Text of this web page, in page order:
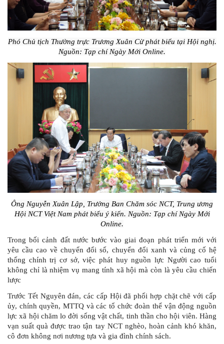
Phó Chủ tịch Thường trực Trương Xuân Cừ phát biểu tại Hội nghị.
Nguồn: Tạp chí Ngày Mới Online.
Ông Nguyễn Xuân Lập, Trưởng Ban Chăm sóc NCT, Trung ương
Hội NCT Việt Nam phát biểu ý kiến. Nguồn: Tạp chí Ngày Mới
Online.
Trong bối cảnh đất nước bước vào giai đoạn phát triển mới với
yêu cầu cao về chuyển đổi số, chuyển đổi xanh và củng cố hệ
thống chính trị cơ sở, việc phát huy nguồn lực Người cao tuổi
không chỉ là nhiệm vụ mang tính xã hội mà còn là yêu cầu chiến
lược
Trước Tết Nguyên đán, các cấp Hội đã phối hợp chặt chẽ với cấp
ủy, chính quyền, MTTQ và các tổ chức đoàn thể vận động nguồn
lực xã hội chăm lo đời sống vật chất, tinh thần cho hội viên. Hàng
vạn suất quà được trao tận tay NCT nghèo, hoàn cảnh khó khăn,
cô đơn không nơi nương tựa và gia đình chính sách.